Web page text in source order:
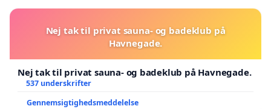
Nej tak til privat sauna- og badeklub på
Havnegade.
Nej tak til privat sauna- og badeklub på Havnegade.
537 underskrifter
Gennemsigtighedsmeddelelse